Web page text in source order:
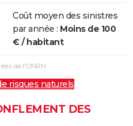
23/07/1988 1 j Oui
Coût moyen des sinistres
par année : Moins de 100
€ / habitant
de l'ONRN
risques naturels
DES